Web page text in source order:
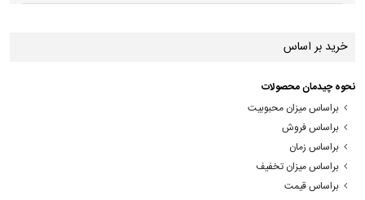
خرید بر اساس
نحوه چیدمان محصولات
براساس میزان محبوبیت
براساس فروش
براساس زمان
براساس میزان تخفیف
براساس قیمت